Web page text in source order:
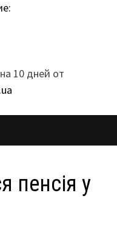
10 дней от
пенсія у